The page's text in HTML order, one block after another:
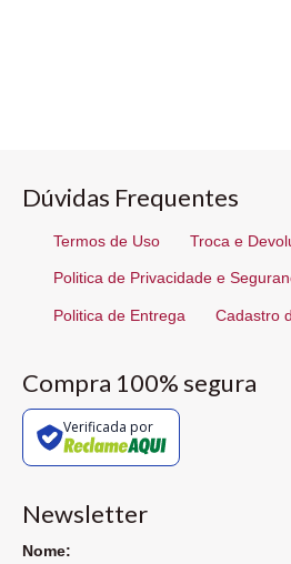
Dúvidas Frequentes
Termos de Uso Troca e
Politica de Privacidade e
Politica de Entrega Cadastro
Compra 100% segura
Verificada por
Newsletter
Nome: